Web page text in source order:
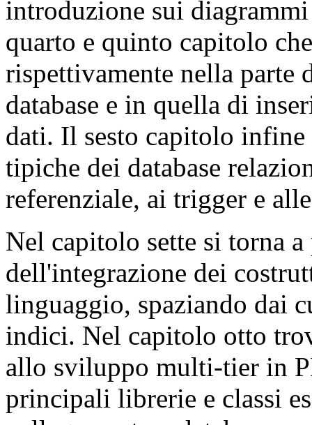
introduzione sui
quarto e quinto capitolo
rispettivamente nella parte
database e in quella di
dati. Il sesto capitolo
tipiche dei database
referenziale, ai trigger e
Nel capitolo sette si torna
dell'integrazione dei
linguaggio, spaziando dai
indici. Nel capitolo otto
allo sviluppo multi-tier in
principali librerie e classi